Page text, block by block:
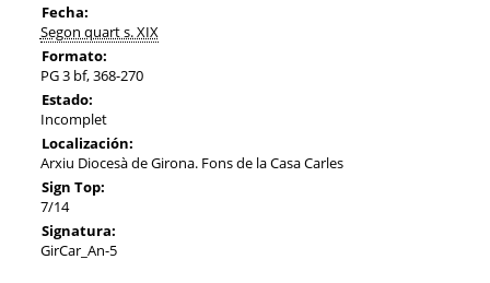
Fecha:
Segon quart s. XIX
Formato:
PG 3 bf, 368-270
Estado:
Incomplet
Localización:
Arxiu Diocesà de Girona. Fons de la Casa Carles
Sign Top:
7/14
Signatura:
GirCar_An-5